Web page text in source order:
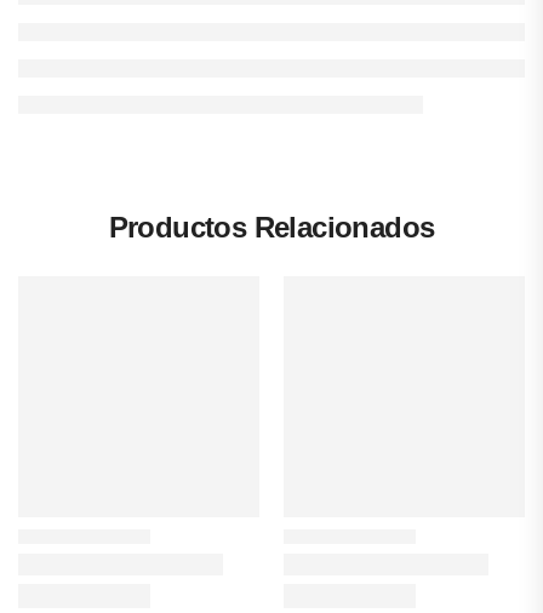
Productos Relacionados